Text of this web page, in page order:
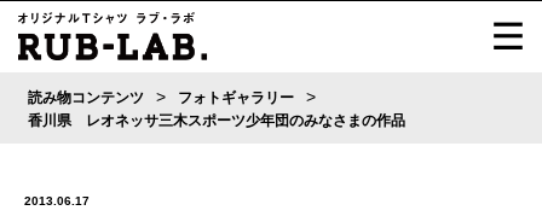
読み物コンテンツ > フォトギャラリー >
香川県 レオネッサ三木スポーツ少年団のみなさまの作品
2013.06.17